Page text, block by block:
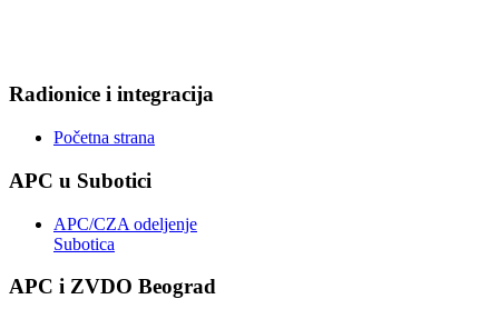
Radionice i integracija
Početna strana
APC u Subotici
APC/CZA odeljenje
Subotica
APC i ZVDO Beograd